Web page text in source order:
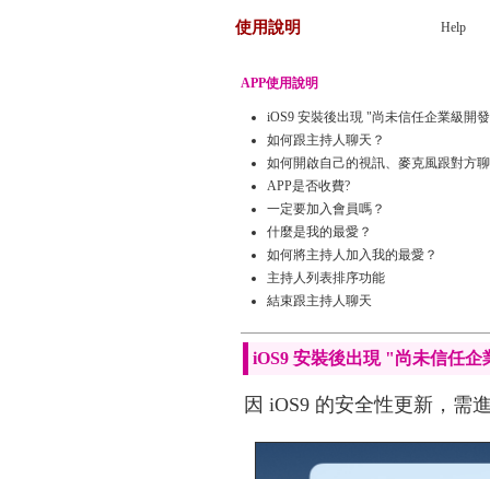
使用說明 Help
APP使用說明
iOS9 安裝後出現 "尚未信任企業級開
如何跟主持人聊天？
如何開啟自己的視訊、麥克風跟對方
APP是否收費?
一定要加入會員嗎？
什麼是我的最愛？
如何將主持人加入我的最愛？
主持人列表排序功能
結束跟主持人聊天
iOS9 安裝後出現 "尚未信任
因 iOS9 的安全性更新，需